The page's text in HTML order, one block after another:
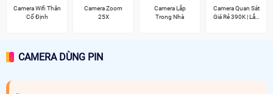
Camera Wifi Thân
Cố Định
Camera Zoom
25X
Camera Lắp
Trong Nhà
Camera Quan Sát
Giá Rẻ 390K | Lắp
CAMERA DÙNG PIN